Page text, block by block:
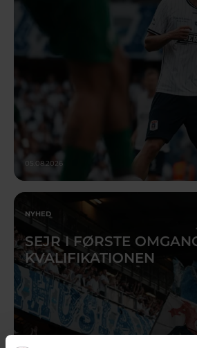
05.08.2026
NYHED
SEJR I FØRSTE
KVALIFIKATIONEN